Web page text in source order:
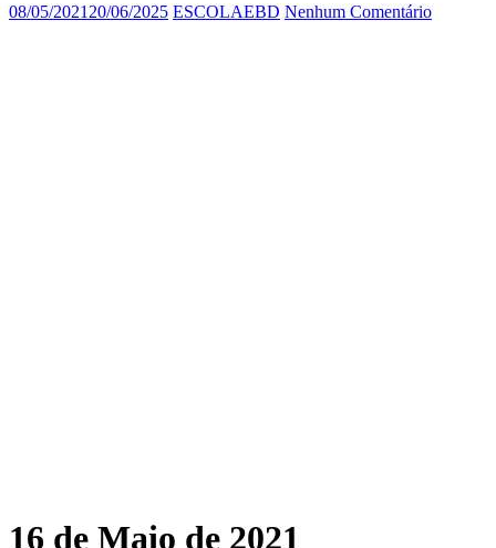
08/05/2021 20/06/2025 ESCOLAEBD Nenhum Comentário
16 de Maio de 2021